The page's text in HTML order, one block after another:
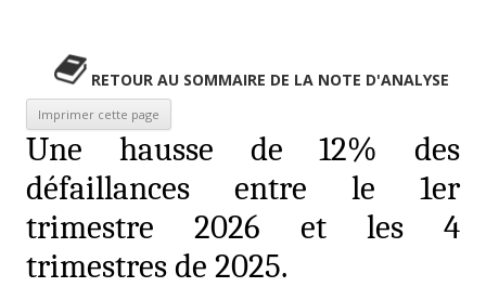
RETOUR AU SOMMAIRE DE LA NOTE D'ANALYSE
Une hausse de 12% des
défaillances entre le 1er
trimestre 2026 et les 4
trimestres de 2025.